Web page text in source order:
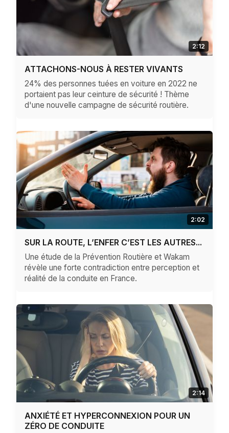
2:12
ATTACHONS-NOUS À RESTER VIVANTS
24% des personnes tuées en voiture en 2022 ne
portaient pas leur ceinture de sécurité ! Thème
d'une nouvelle campagne de sécurité routière.
2:02
SUR LA ROUTE, L’ENFER C’EST LES AUTRES...
Une étude de la Prévention Routière et Wakam
révèle une forte contradiction entre perception et
réalité de la conduite en France.
2:14
ANXIÉTÉ ET HYPERCONNEXION POUR UN
ZÉRO DE CONDUITE